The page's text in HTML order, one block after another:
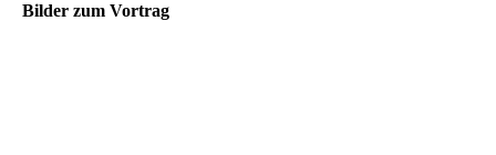
Bilder zum Vortrag